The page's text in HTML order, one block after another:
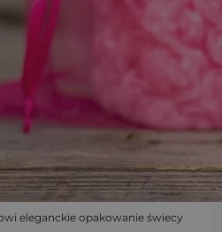
eleganckie opakowanie świecy